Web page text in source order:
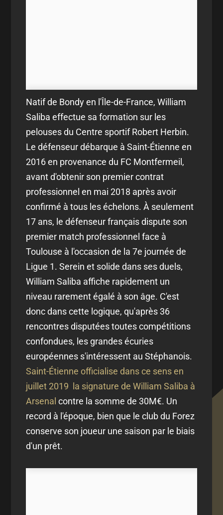
Natif de Bondy en l'Île-de-France, William
Saliba effectue sa formation sur les
pelouses du Centre sportif Robert Herbin.
Le défenseur débarque à Saint-Étienne en
2016 en provenance du FC Montfermeil,
avant d'obtenir son premier contrat
professionnel en mai 2018 après avoir
confirmé à tous les échelons. À seulement
17 ans, le défenseur français dispute son
premier match professionnel face à
Toulouse à l'occasion de la 7e journée de
Ligue 1. Serein et solide dans ses duels,
William Saliba affiche rapidement un
niveau rarement égalé à son âge. C'est
donc dans cette logique, qu'après 36
rencontres disputées toutes compétitions
confondues, les grandes écuries
européennes s'intéressent au Stéphanois.
Saint-Étienne officialise dans ce sensen
juillet 2019 la signature de William Saliba à
Arsenal contre la somme de 30M€. Un
record à l'époque, bien que le club du Forez
conserve son joueur une saison par le biais
d'un prêt.